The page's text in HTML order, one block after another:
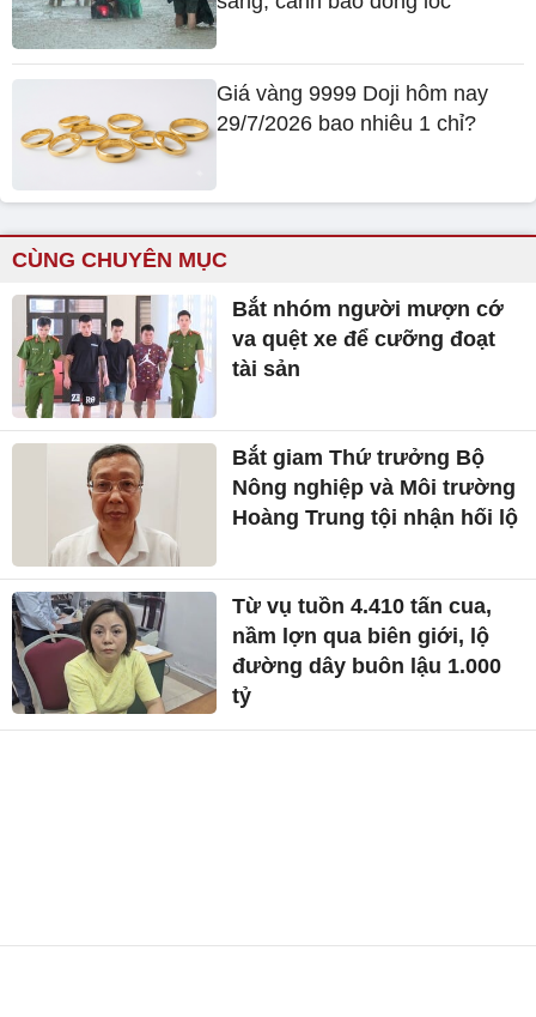
Giá vàng 9999 Doji hôm nay
29/7/2026 bao nhiêu 1 chỉ?
CÙNG CHUYÊN MỤC
Bắt nhóm người mượn cớ
va quệt xe để cưỡng đoạt
tài sản
Bắt giam Thứ trưởng Bộ
Nông nghiệp và Môi trường
Hoàng Trung tội nhận hối lộ
Từ vụ tuồn 4.410 tấn cua,
nầm lợn qua biên giới, lộ
đường dây buôn lậu 1.000
tỷ